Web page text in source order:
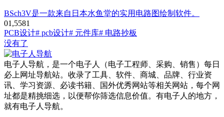
BSch3V是一款来自日本水鱼堂的实用电路图绘制软件。
01,5581
PCB设计# pcb设计# 元件库# 电路抄板
没有了
电子人导航，是一个电子人（电子工程师、采购、销售）每日
必上网址导航站。收录了工具、软件、商城、品牌、行业资
讯、学习资源、必读书籍、国外优秀网站等相关网站，每个网
址都是精挑细选，以便帮你筛选信息价值。有电子人的地方，
就有电子人导航。